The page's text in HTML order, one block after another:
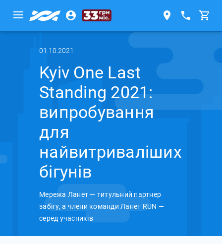
01.10.2021
Kyiv One Last
Standing 2021:
випробування
для
найвитриваліших
бігунів
Мережа Ланет — титульний партнер
забігу, а члени команди Ланет RUN —
серед учасників